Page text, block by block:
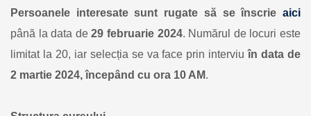
Inteligența
Persoanele interesate sunt rugate să se înscrie aici
până la data de29 februarie 2024. Numărul de locuri este
limitat la 20, iar selecția se va face prin interviuîn data de
2 martie 2024, începând cu ora 10 AM.